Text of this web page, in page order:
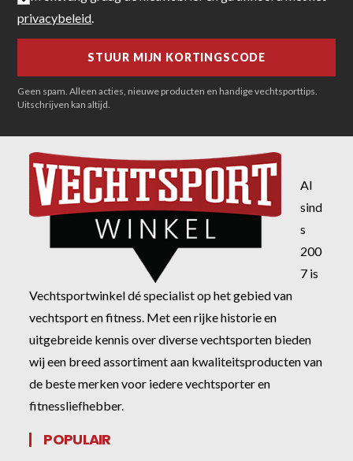
privacybeleid.
Geen spam. Alleen acties, nieuwe producten en handige vechtsporttips.
Uitschrijven kan altijd.
Al
sind
s
200
7 is
Vechtsportwinkel dé specialist op het gebied van
vechtsport en fitness. Met een rijke historie en
uitgebreide kennis over diverse vechtsporten bieden
wij een breed assortiment aan kwaliteitsproducten van
de beste merken voor iedere vechtsporter en
fitnessliefhebber.
POPULAIR